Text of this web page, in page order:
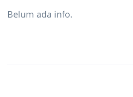
Belum ada info.